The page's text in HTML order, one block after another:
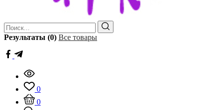
Результаты (0) Все товары
0
0